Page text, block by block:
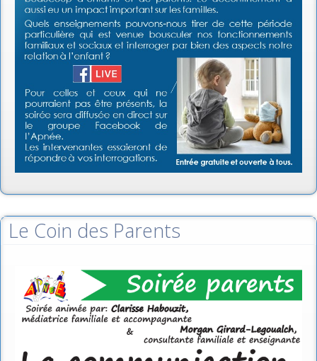
Le Coin des Parents